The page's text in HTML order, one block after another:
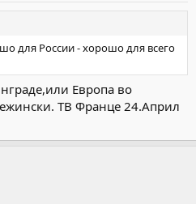
для России - хорошо для всего
Европа во
ТВ Франце 24.Април